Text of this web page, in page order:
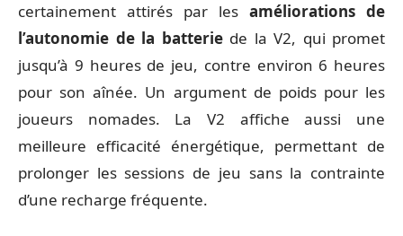
certainement attirés par les améliorations de
l’autonomie de la batteriede la V2, qui promet
jusqu’à 9 heures de jeu, contre environ 6 heures
pour son aînée. Un argument de poids pour les
joueurs nomades. La V2 affiche aussi une
meilleure efficacité énergétique, permettant de
prolonger les sessions de jeu sans la contrainte
d’une recharge fréquente.